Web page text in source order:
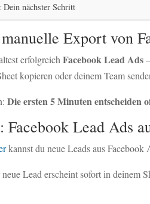
nächster Schritt
Export von
erfolgreich Facebook Lead Ads
kopieren oder deinem Team
Die ersten 5 Minuten entscheiden
Facebook Lead Ads
kannst du neue Leads aus Facebook
neue Lead erscheint sofort in